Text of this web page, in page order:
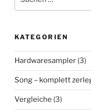
nach:
KATEGORIEN
Hardwaresampler (3)
Song – komplett
Vergleiche (3)